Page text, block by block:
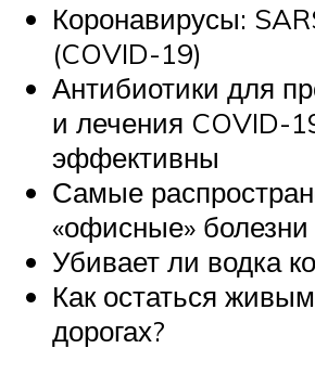
Коронавирусы:
(COVID-19)
Антибиотики для
и лечения COVID-
эффективны
Самые
«офисные» болезни
Убивает ли водка
Как остаться
дорогах?